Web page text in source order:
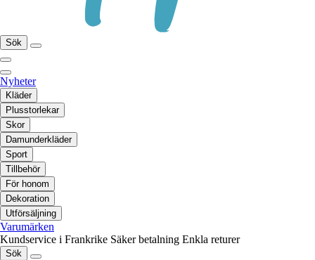
Sök
Nyheter
Kläder
Plusstorlekar
Skor
Damunderkläder
Sport
Tillbehör
För honom
Dekoration
Utförsäljning
Varumärken
Kundservice i Frankrike Säker betalning Enkla returer
Sök